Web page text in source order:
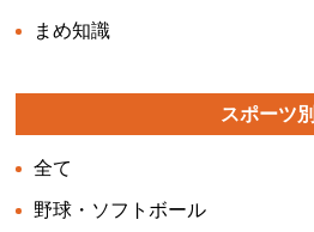
まめ知識
スポーツ別
全て
野球・ソフトボール